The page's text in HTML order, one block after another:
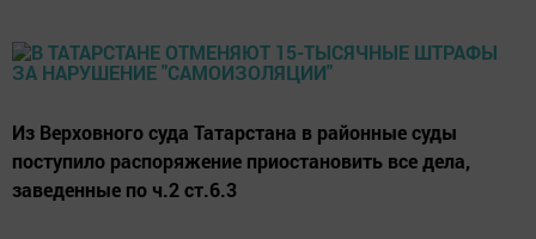
Из Верховного суда Татарстана в районные суды
поступило распоряжение приостановить все дела,
заведенные по ч.2 ст.6.3